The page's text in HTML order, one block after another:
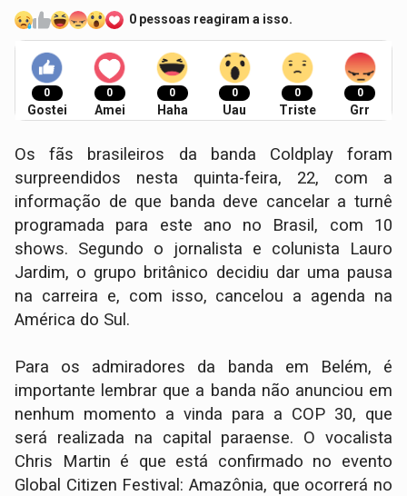
0 pessoas reagiram a isso.
0
Gostei
0
Amei
0
Haha
0
Uau
0
Triste
0
Grr
Os fãs brasileiros da banda Coldplay foram
surpreendidos nesta quinta-feira, 22, com a
informação de que banda deve cancelar a turnê
programada para este ano no Brasil, com 10
shows. Segundo o jornalista e colunista Lauro
Jardim, o grupo britânico decidiu dar uma pausa
na carreira e, com isso, cancelou a agenda na
América do Sul.
Para os admiradores da banda em Belém, é
importante lembrar que a banda não anunciou em
nenhum momento a vinda para a COP 30, que
será realizada na capital paraense. O vocalista
Chris Martin é que está confirmado no evento
Global Citizen Festival: Amazônia, que ocorrerá no